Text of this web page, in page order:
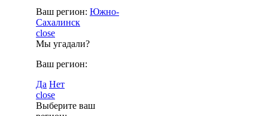
Ваш регион: Южно-
Сахалинск
close
Мы угадали?
Ваш регион:
Да Нет
close
Выберите ваш